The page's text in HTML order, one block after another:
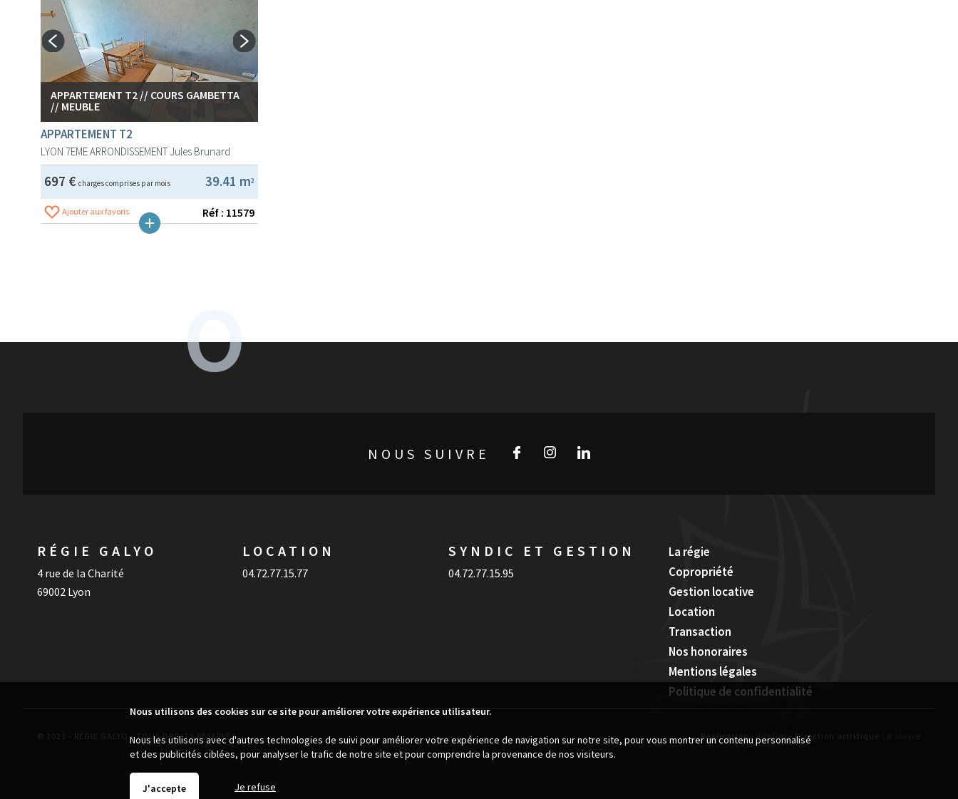
APPARTEMENT T2 // COURS GAMBETTA
// MEUBLE
APPARTEMENT T2
LYON 7EME ARRONDISSEMENT Jules Brunard
39.41 m2
697 € charges comprises par mois
Ajouter aux favoris Réf : 11579
NOUS SUIVRE
RÉGIE GALYO LOCATION SYNDIC ET GESTION
4 rue de la Charité
69002 Lyon
04.72.77.15.77 04.72.77.15.95
La régie
Copropriété
Gestion locative
Location
Transaction
Nos honoraires
Mentions légales
Politique de confidentialité
© 2021 - RÉGIE GALYO - TOUS DROITS RÉSERVÉS Réalisation :Pilotim- Direction artistique :
Nous utilisons des cookies sur ce site pour améliorer votre expérience utilisateur.
Nous les utilisons avec d'autres technologies de suivi pour améliorer votre expérience de navigation sur notre site, pour vous montrer un contenu personnalisé
et des publicités ciblées, pour analyser le trafic de notre site et pour comprendre la provenance de nos visiteurs.
J'accepte Je refuse